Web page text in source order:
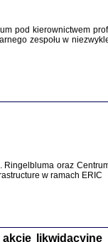
POD ZIEMIĄ ...
pod kierownictwem
zespołu w
Ringelbluma oraz
w ramach ERIC
akcje likwidacyjne